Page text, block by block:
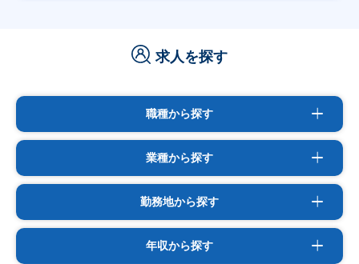
求人を探す
職種から探す
業種から探す
勤務地から探す
年収から探す